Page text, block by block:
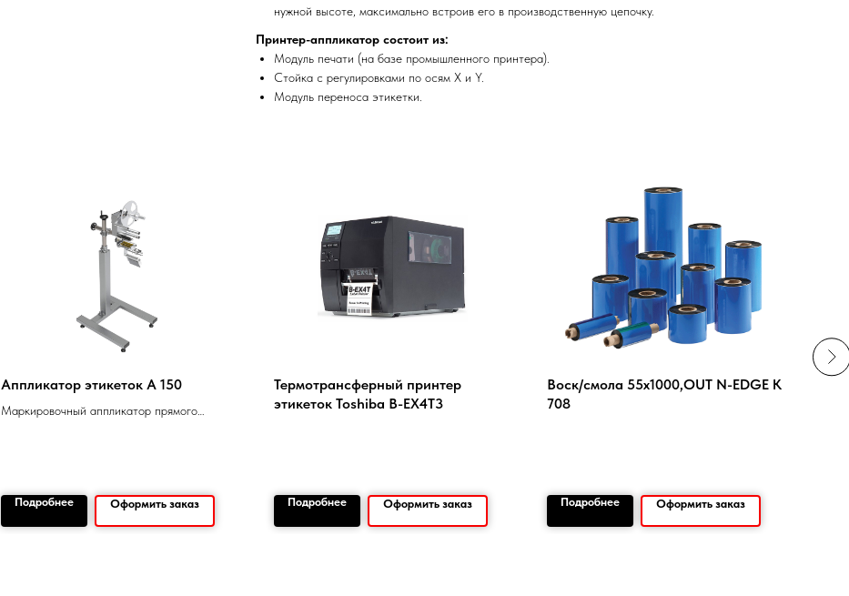
нужной высоте, максимально встроив его в производственную цепочку.
Принтер-аппликатор состоит из:
Модуль печати (на базе промышленного принтера).
Стойка c регулировками по осям X и Y.
Модуль переноса этикетки.
Аппликатор этикеток А 150
Маркировочный аппликатор прямого
Подробнее Оформить заказ
Термотрансферный принтер
этикеток Toshiba B-EX4T3
Подробнее Оформить заказ
Воск/смола 55х1000,OUT N-EDGE К
708
Подробнее Оформить заказ